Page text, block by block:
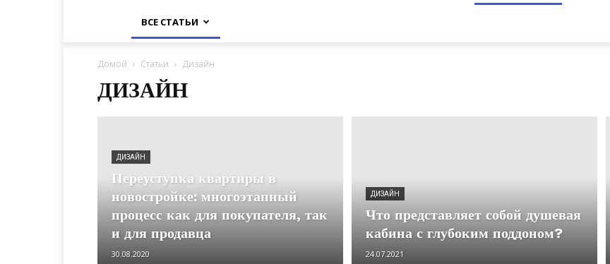
ВСЕ СТАТЬИ
Домой Статьи Дизайн
ДИЗАЙН
ДИЗАЙН
Переуступка квартиры в
новостройке: многоэтапный
процесс как для покупателя, так
и для продавца
30.08.2020
ДИЗАЙН
Что представляет собой душевая
кабина с глубоким поддоном?
24.07.2021